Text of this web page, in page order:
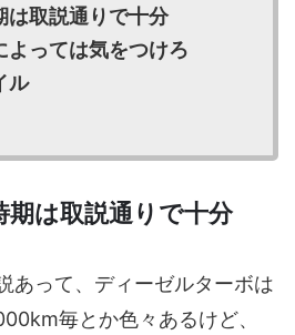
は取説通りで十分
よっては気をつけろ
ル
期は取説通りで十分
あって、ディーゼルターボは
毎とか色々あるけど、